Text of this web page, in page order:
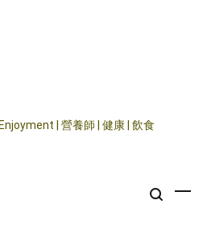
| 營養師 | 健康 | 飲食